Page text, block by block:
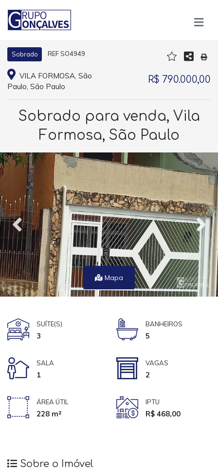
Sobrado REF SO4949
VILA FORMOSA, São
Paulo, São Paulo
R$ 790.000,00
Sobrado para venda, Vila
Formosa, São Paulo
Mapa
SUÍTE(S)
3
BANHEIROS
5
SALA
1
VAGAS
2
ÁREA ÚTIL
228 m²
IPTU
R$ 468,00
Sobre o Imóvel